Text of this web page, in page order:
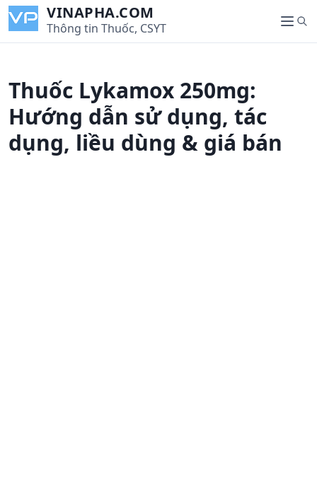
i
VINAPHA.COM
Thông tin Thuốc, CSYT
M
e
S
e
Thuốc Lykamox 250mg:
Hướng dẫn sử dụng, tác
dụng, liều dùng & giá bán